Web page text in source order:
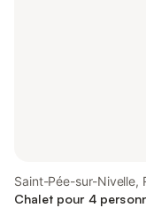
Saint-Pée-sur-Nivelle,
Bayonne
Chalet pour 4